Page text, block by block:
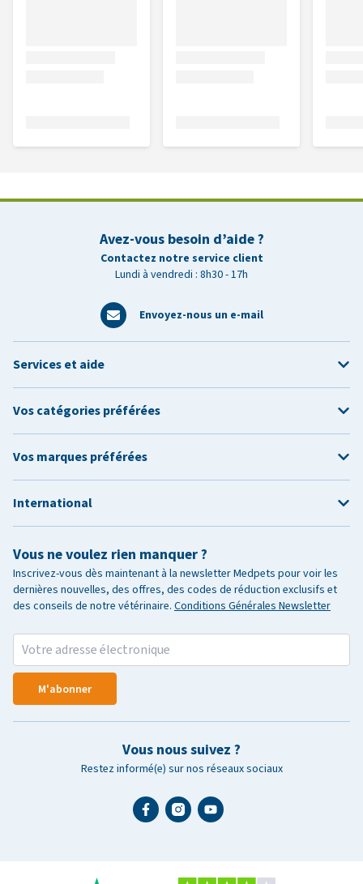
Avez-vous besoin d’aide ?
Contactez notre service client
Lundi à vendredi : 8h30 - 17h
Envoyez-nous un e-mail
Vous ne voulez rien manquer ?
Inscrivez-vous dès maintenant à la newsletter Medpets pour voir les
dernières nouvelles, des offres, des codes de réduction exclusifs et
des conseils de notre vétérinaire. Conditions Générales Newsletter
M'abonner
Vous nous suivez ?
Restez informé(e) sur nos réseaux sociaux
Services et aide
Vos catégories préférées
Vos marques préférées
International